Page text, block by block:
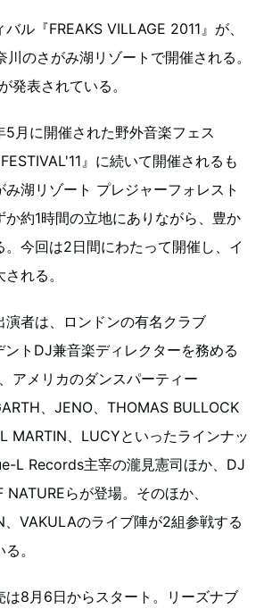
ル『FREAKS VILLAGE 2011』が、
川のさがみ湖リゾートで開催される。
発表されている。
5月に開催された野外音楽フェス
』に続いて開催されるも
湖リゾート プレジャーフォレスト
か約1時間の立地にありながら、豊か
。今回は2日間にわたって開催し、イ
れる。
演者は、ロンドンの有名クラブ
ントDJ兼音楽ディレクターを務める
アメリカのダンスパーティー
、JENO、THOMAS BULLOCK
MARTIN、LUCYといったラインナッ
L Records主宰の瀧見憲司ほか、DJ
NATUREらが登場。そのほか、
VAKULAのライブ陣が2組参戦する
。
は8月6日からスタート。リーズナブ